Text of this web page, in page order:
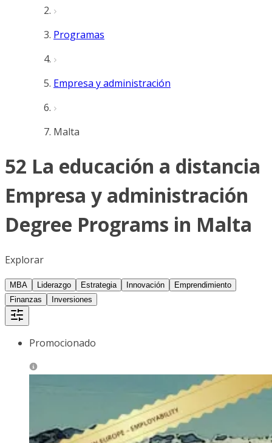
Programas
Empresa y administración
Malta
52 La educación a distancia
Empresa y administración
Degree Programs in Malta
Explorar
MBA Liderazgo Estrategia Innovación
Emprendimiento
Finanzas
Inversiones
Promocionado